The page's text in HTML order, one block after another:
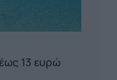
13 ευρώ